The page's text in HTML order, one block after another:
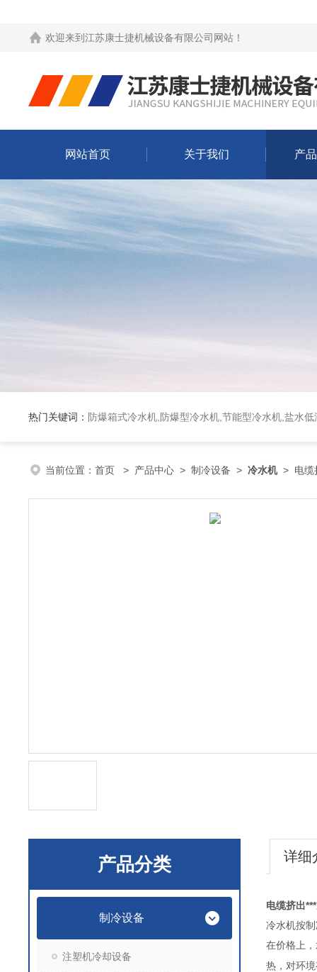
欢迎来到 江苏康士捷机械设备有限公司网站 ！
网站首页 关于我们 产
热门关键词： 防爆箱式冷水机,防爆型冷水机,节能型冷水机,盐水低
当前位置： 首页 > 产品中心 > 制冷设备 > 冷水机> 电缆
产品分类
制冷设备
注塑机冷却设备
详细
电缆挤出
冷水机按
在价格上
热，对环